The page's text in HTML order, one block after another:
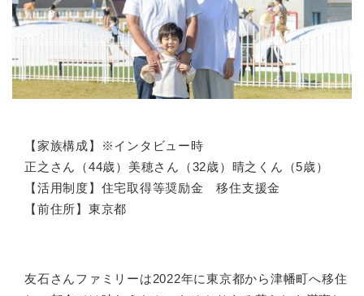
【家族構成】※インタビュー時
正之さん（44歳）美穂さん（32歳）晴之くん（5歳）
【活用制度】住宅取得等奨励金 移住支援金
【前住所】東京都
友石さんファミリーは2022年に東京都から津幡町へ移住